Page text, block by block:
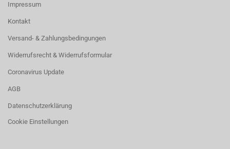
Impressum
Kontakt
Versand- & Zahlungsbedingungen
Widerrufsrecht & Widerrufsformular
Coronavirus Update
AGB
Datenschutzerklärung
Cookie Einstellungen